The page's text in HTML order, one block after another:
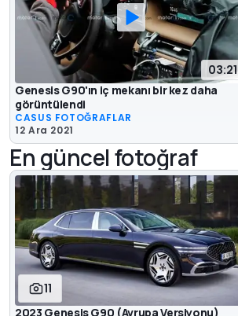
03:21
Genesis G90'ın iç mekanı bir kez daha
görüntülendi
CASUS FOTOĞRAFLAR
12 Ara 2021
En güncel fotoğraf
11
2023 Genesis G90 (Avrupa Versiyonu)